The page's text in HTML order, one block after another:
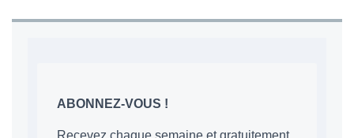
ABONNEZ-VOUS !
Recevez chaque semaine et gratuitement